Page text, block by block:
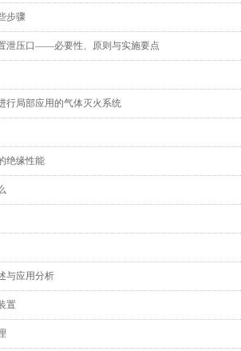
步骤
泄压口——必要性、原则与实施要点
行局部应用的气体灭火系统
绝缘性能
与应用分析
置